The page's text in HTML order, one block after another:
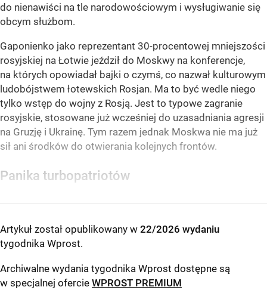
do nienawiści na tle narodowościowym i wysługiwanie się
obcym służbom.
Gaponienko jako reprezentant 30-procentowej mniejszości
rosyjskiej na Łotwie jeździł do Moskwy na konferencje,
na których opowiadał bajki o czymś, co nazwał kulturowym
ludobójstwem łotewskich Rosjan. Ma to być wedle niego
tylko wstęp do wojny z Rosją. Jest to typowe zagranie
rosyjskie, stosowane już wcześniej do uzasadniania agresji
na Gruzję i Ukrainę. Tym razem jednak Moskwa nie ma już
sił ani środków do otwierania kolejnych frontów.
Panika turbopatriotów
Artykuł został opublikowany w 22/2026 wydaniu
tygodnika Wprost.
Archiwalne wydania tygodnika Wprost dostępne są
w specjalnej ofercie WPROST PREMIUM